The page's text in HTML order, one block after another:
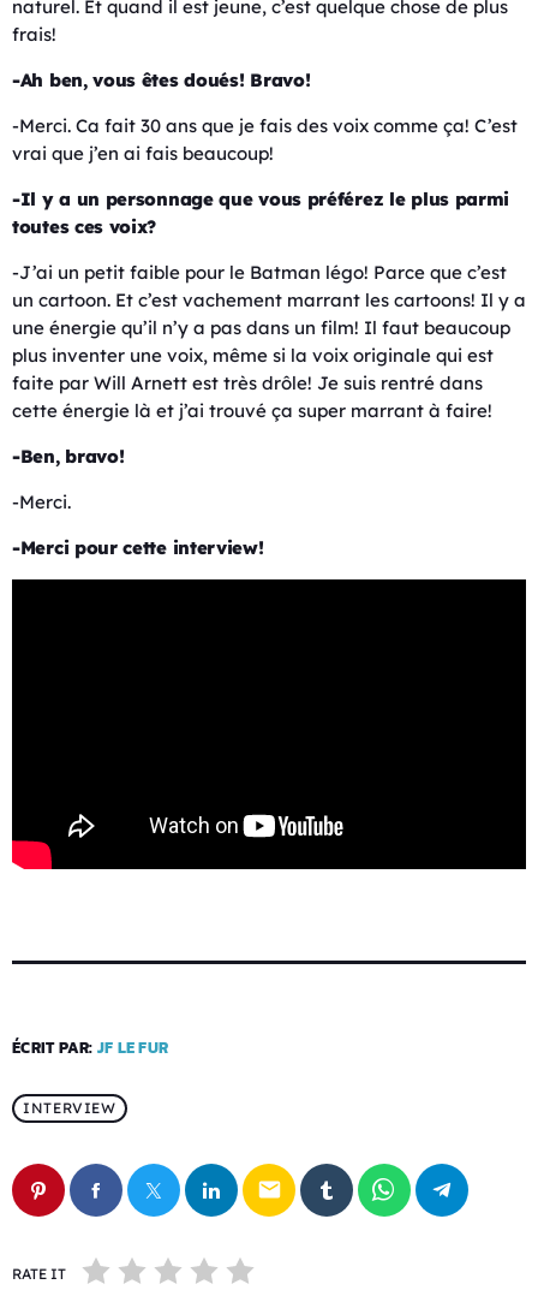
naturel. Et quand il est jeune, c’est quelque chose de plus
frais!
-Ah ben, vous êtes doués! Bravo!
-Merci. Ca fait 30 ans que je fais des voix comme ça! C’est
vrai que j’en ai fais beaucoup!
-Il y a un personnage que vous préférez le plus parmi
toutes ces voix?
-J’ai un petit faible pour le Batman légo! Parce que c’est
un cartoon. Et c’est vachement marrant les cartoons! Il y a
une énergie qu’il n’y a pas dans un film! Il faut beaucoup
plus inventer une voix, même si la voix originale qui est
faite par Will Arnett est très drôle! Je suis rentré dans
cette énergie là et j’ai trouvé ça super marrant à faire!
-Ben, bravo!
-Merci.
-Merci pour cette interview!
ÉCRIT PAR: JF LE FUR
INTERVIEW
email
RATE IT